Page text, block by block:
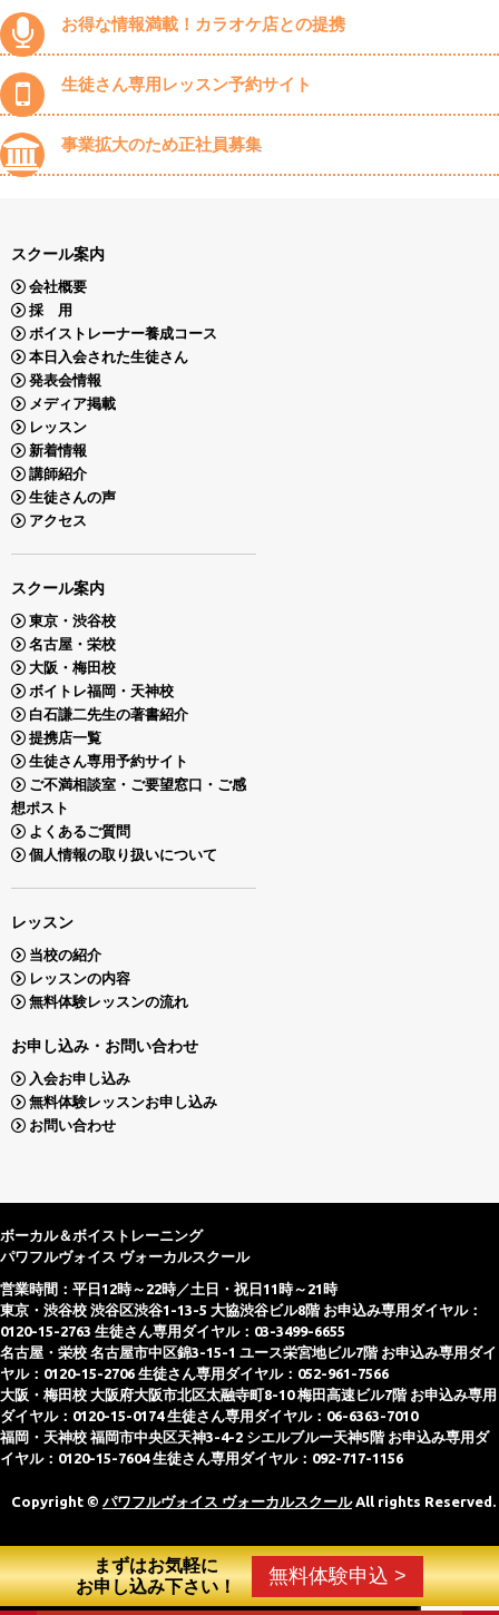
まずはお気軽に
お申し込み下さい！
無料体験申込 >
お得な情報満載！カラオケ店との提携
生徒さん専用レッスン予約サイト
事業拡大のため正社員募集
スクール案内
会社概要
採 用
ボイストレーナー養成コース
本日入会された生徒さん
発表会情報
メディア掲載
レッスン
新着情報
講師紹介
生徒さんの声
アクセス
スクール案内
東京・渋谷校
名古屋・栄校
大阪・梅田校
ボイトレ福岡・天神校
白石謙二先生の著書紹介
提携店一覧
生徒さん専用予約サイト
ご不満相談室・ご要望窓口・ご感
想ポスト
よくあるご質問
個人情報の取り扱いについて
レッスン
当校の紹介
レッスンの内容
無料体験レッスンの流れ
お申し込み・お問い合わせ
入会お申し込み
無料体験レッスンお申し込み
お問い合わせ
ボーカル＆ボイストレーニング
パワフルヴォイス ヴォーカルスクール
営業時間：平日12時～22時／土日・祝日11時～21時
東京・渋谷校 渋谷区渋谷1-13-5 大協渋谷ビル8階 お申込み専用ダイヤル：
0120-15-2763 生徒さん専用ダイヤル：03-3499-6655
名古屋・栄校 名古屋市中区錦3-15-1 ユース栄宮地ビル7階 お申込み専用ダイ
ヤル：0120-15-2706 生徒さん専用ダイヤル：052-961-7566
大阪・梅田校 大阪府大阪市北区太融寺町8-10 梅田高速ビル7階 お申込み専用
ダイヤル：0120-15-0174 生徒さん専用ダイヤル：06-6363-7010
福岡・天神校 福岡市中央区天神3-4-2 シエルブルー天神5階 お申込み専用ダ
イヤル：0120-15-7604 生徒さん専用ダイヤル：092-717-1156
Copyright © パワフルヴォイス ヴォーカルスクールAll rights Reserved.